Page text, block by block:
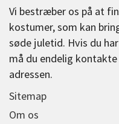
Vi bestræber os på at
kostumer, som kan
søde juletid. Hvis du
må du endelig
adressen.
Sitemap
Om os